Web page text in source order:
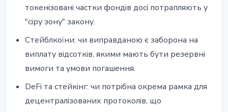
токенізовані частки фондів досі потрапляють у
"сіру зону" закону.
Стейблкоїни: чи виправданою є заборона на
виплату відсотків, якими мають бути резервні
вимоги та умови погашення.
DeFi та стейкінг: чи потрібна окрема рамка для
децентралізованих протоколів, що